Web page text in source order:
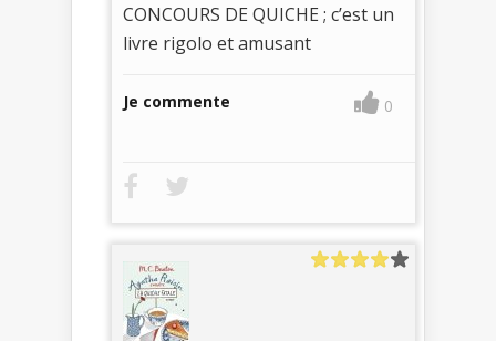
CONCOURS DE QUICHE ; c’est un
livre rigolo et amusant
Je commente 0